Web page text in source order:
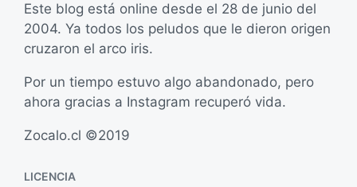
Este blog está online desde el 28 de junio del
2004. Ya todos los peludos que le dieron origen
cruzaron el arco iris.
Por un tiempo estuvo algo abandonado, pero
ahora gracias a Instagram recuperó vida.
Zocalo.cl ©2019
LICENCIA